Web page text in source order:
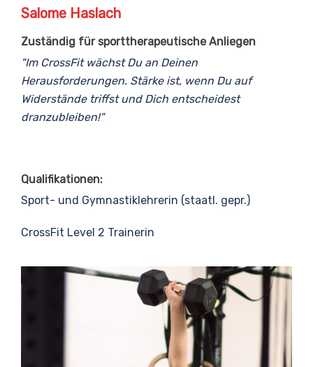
Salome Haslach
Zuständig für sporttherapeutische Anliegen
"Im CrossFit wächst Du an Deinen
Herausforderungen. Stärke ist, wenn Du auf
Widerstände triffst und Dich entscheidest
dranzubleiben!"
Qualifikationen:
Sport- und Gymnastiklehrerin (staatl. gepr.)
CrossFit Level 2 Trainerin